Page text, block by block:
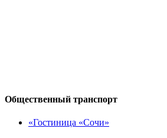
Общественный транспорт
«Гостиница «Сочи»